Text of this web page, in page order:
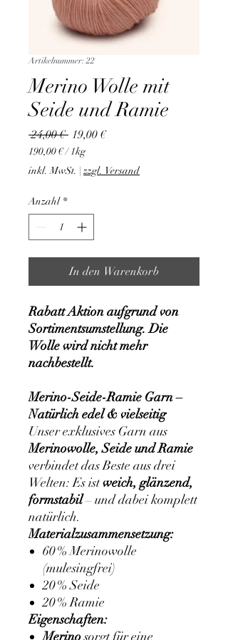
Artikelnummer: 22
Merino Wolle mit
Seide und Ramie
24,00 € Standardpreis
19,00 €Sale-
190,00 €/1kg
190,00 €
pro
Kilogramm
inkl. MwSt. | zzgl. Versand
Anzahl *
In den Warenkorb
Rabatt Aktion aufgrund von
Sortimentsumstellung. Die
Wolle wird nicht mehr
nachbestellt.
Merino-Seide-Ramie Garn –
Natürlich edel & vielseitig
Unser exklusives Garn aus
Merinowolle, Seide und Ramie
verbindet das Beste aus drei
Welten: Es istweich, glänzend,
formstabil– und dabei komplett
natürlich.
Materialzusammensetzung:
60 % Merinowolle
(mulesingfrei)
20 % Seide
20 % Ramie
Eigenschaften:
Merinosorgt für eine